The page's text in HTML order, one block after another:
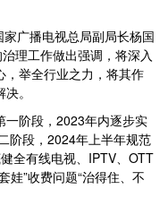
广播电视总局副局长杨国
理工作做出强调，将深入
，举全行业之力，将其作
。
阶段，2023年内逐步实
阶段，2024年上半年规范
全有线电视、IPTV、OTT
娃”收费问题“治得住、不